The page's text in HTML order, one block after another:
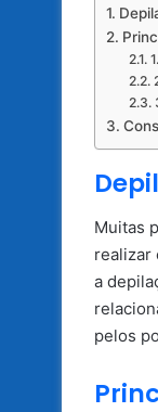
Muitas
realizar
a
pelos